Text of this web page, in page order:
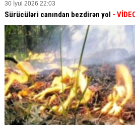
30 İyul 2026 22:03
Sürücüləri canından bezdirən yol -